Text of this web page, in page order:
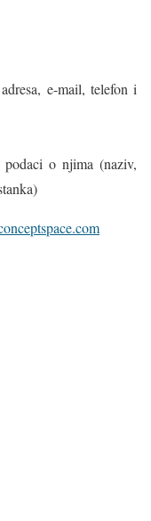
e-mail, telefon i
o njima (naziv,